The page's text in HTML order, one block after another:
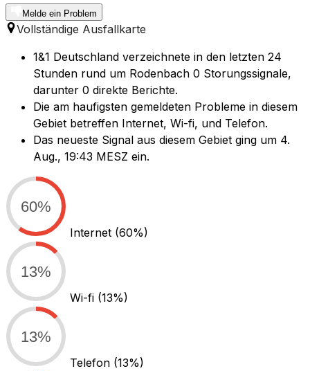
Melde ein Problem
Vollständige Ausfallkarte
1&1 Deutschland verzeichnete in den letzten 24
Stunden rund um Rodenbach 0 Storungssignale,
darunter 0 direkte Berichte.
Die am haufigsten gemeldeten Probleme in diesem
Gebiet betreffen Internet, Wi-fi, und Telefon.
Das neueste Signal aus diesem Gebiet ging um 4.
Aug., 19:43 MESZ ein.
60%
Internet (60%)
13%
Wi-fi (13%)
13%
Telefon (13%)